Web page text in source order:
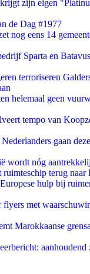
zijn eigen
de Dag #1977
nog eens 14
Sparta en
terroriseren
helemaal geen
tempo van
gaan
wordt nóg
terug naar
hulp bij
flyers met
Marokkaanse
aanhoudend